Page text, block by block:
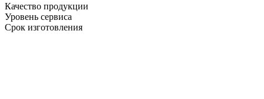
Качество продукции
Уровень сервиса
Срок изготовления